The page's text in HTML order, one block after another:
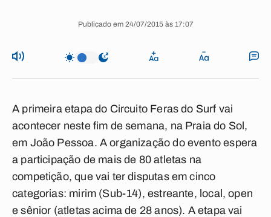
Publicado em 24/07/2015 às 17:07
A primeira etapa do Circuito Feras do Surf vai
acontecer neste fim de semana, na Praia do Sol,
em João Pessoa. A organização do evento espera
a participação de mais de 80 atletas na
competição, que vai ter disputas em cinco
categorias: mirim (Sub-14), estreante, local, open
e sênior (atletas acima de 28 anos). A etapa vai